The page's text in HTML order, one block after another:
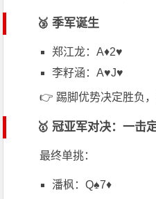
🥉 季军诞生
郑江龙：A♦2♥
李籽涵：A♥J♥
👉 踢脚优势决定胜负，
🥇 冠亚军对决：一击
最终单挑：
潘枫：Q♠7♦